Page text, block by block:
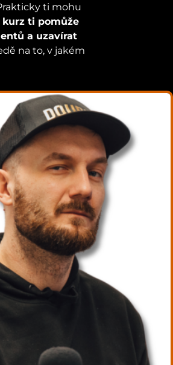
ti mohu
kurz ti pomůže
a uzavírat
na to, v jakém